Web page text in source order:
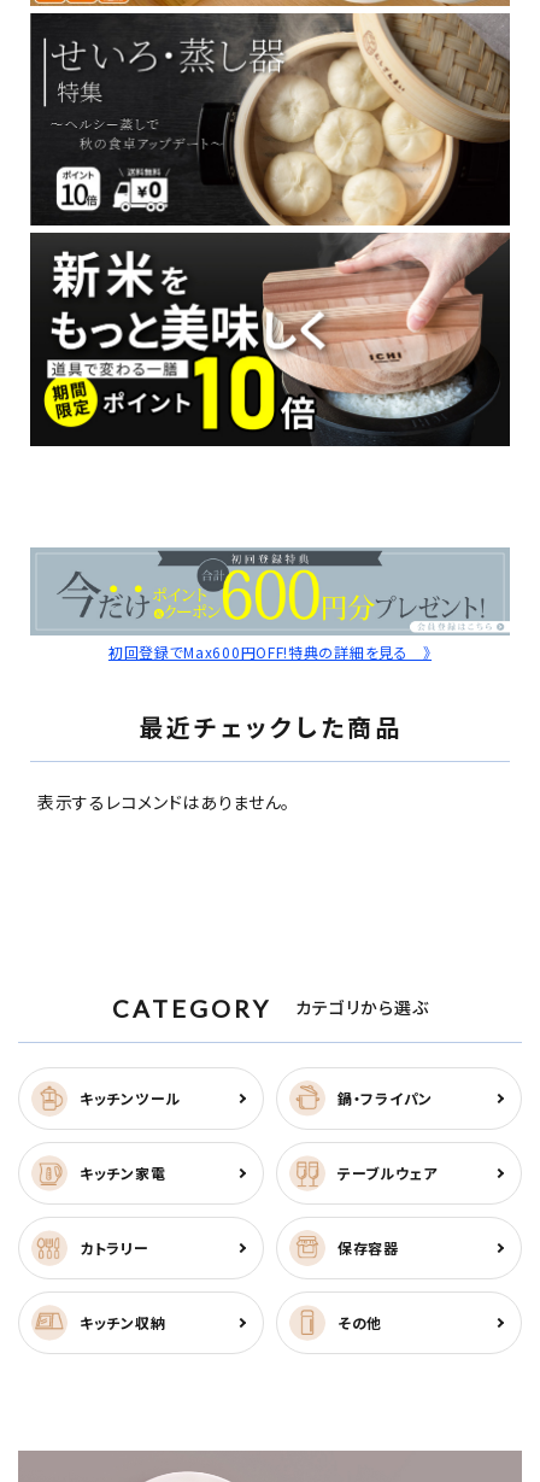
初回登録でMax600円OFF!特典の詳細を見る 》
最近チェックした商品
表示するレコメンドはありません。
CATEGORY カテゴリから選ぶ
キッチンツール 鍋・フライパン
キッチン家電 テーブルウェア
カトラリー 保存容器
キッチン収納 その他